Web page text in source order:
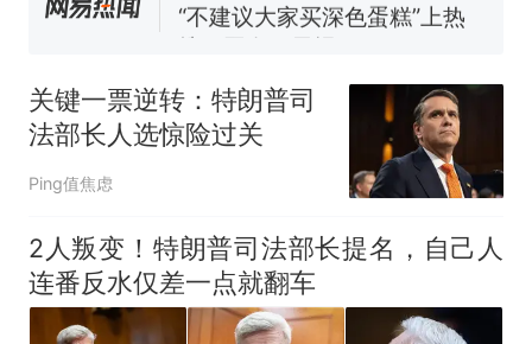
搜，网友：天塌了！
汁，致多名乘客在飞行途中排
队上厕所！乘客：机上100多
人只有2个厕所；客服回应：并
非每架飞机都会发放西梅汁
热
那个在床头放菜刀的女孩，
因老师一句“跟我回家”改写了
关键一票逆转：特朗普司
法部长人选惊险过关
Ping值焦虑
2人叛变！特朗普司法部长提名，自己人
连番反水仅差一点就翻车